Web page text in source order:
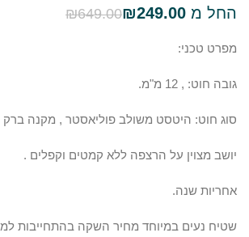
החל מ
₪249.00
₪649.00
מפרט טכני:
גובה חוט: , 12 מ"מ.
סוג חוט: היטסט משולב פוליאסטר , מקנה ברק
יושב מצוין על הרצפה ללא קמטים וקפלים .
אחריות שנה.
שטיח נעים במיוחד מחיר השקה בהתחייבות